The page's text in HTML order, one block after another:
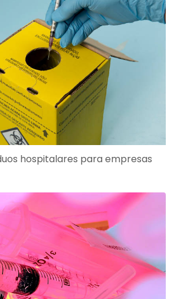
hospitalares para empresas